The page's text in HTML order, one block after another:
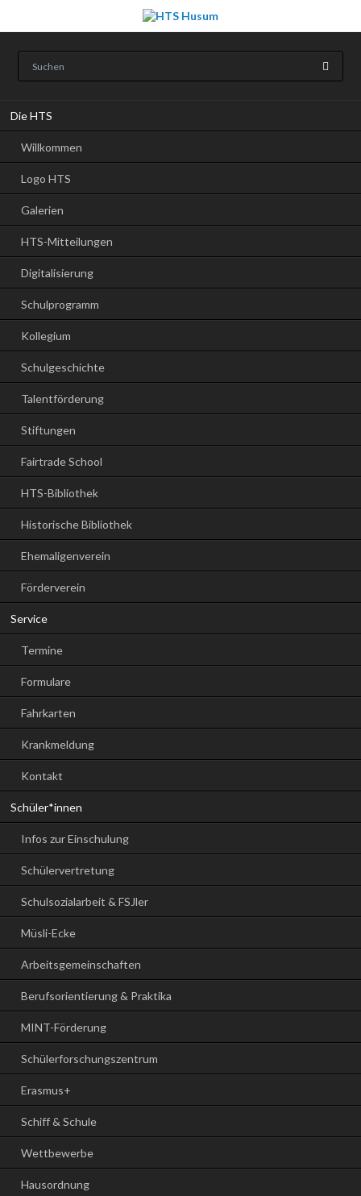
überspringen
Die HTS
Willkommen
Logo HTS
Galerien
HTS-Mitteilungen
Digitalisierung
Schulprogramm
Kollegium
Schulgeschichte
Talentförderung
Stiftungen
Fairtrade School
HTS-Bibliothek
Historische Bibliothek
Ehemaligenverein
Förderverein
Service
Termine
Formulare
Fahrkarten
Krankmeldung
Kontakt
Schüler*innen
Infos zur Einschulung
Schülervertretung
Schulsozialarbeit & FSJler
Müsli-Ecke
Arbeitsgemeinschaften
Berufsorientierung & Praktika
MINT-Förderung
Schülerforschungszentrum
Erasmus+
Schiff & Schule
Wettbewerbe
Hausordnung